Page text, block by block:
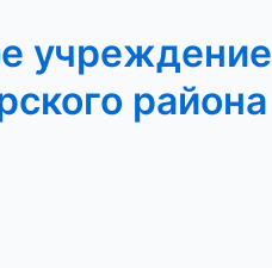
учреждение
района